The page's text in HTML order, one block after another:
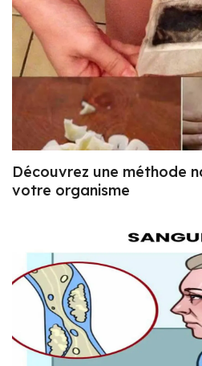
Découvrez une méthode
votre organisme